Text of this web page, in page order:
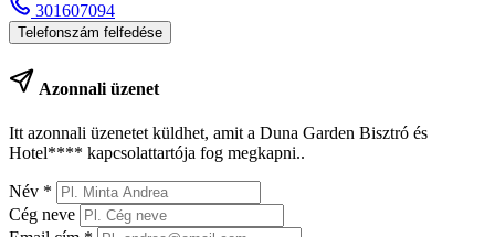
301607094
Telefonszám felfedése
Azonnali üzenet
Itt azonnali üzenetet küldhet, amit a Duna Garden Bisztró és
Hotel**** kapcsolattartója fog megkapni..
Név *
Cég neve